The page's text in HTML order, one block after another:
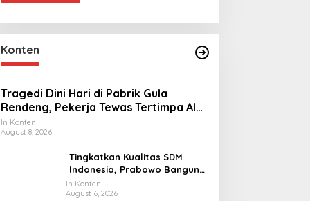
Konten
Tragedi Dini Hari di Pabrik Gula
Rendeng, Pekerja Tewas Tertimpa Alat
Pengangkat Tebu
In Konten
August 8, 2026
Tingkatkan Kualitas SDM
Indonesia, Prabowo Bangun
Sekolah Unggulan hingga
Undang Universitas Terbaik
In Konten
August 6, 2026